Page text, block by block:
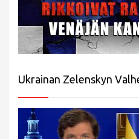
Ukrainan Zelenskyn